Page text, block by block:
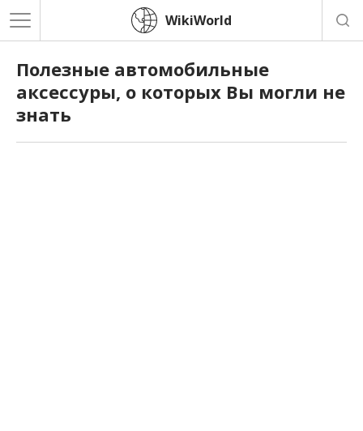
WikiWorld
Полезные автомобильные
аксессуры, о которых Вы могли не
знать